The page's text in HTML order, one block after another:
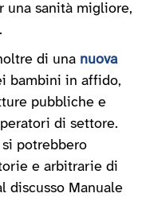
una sanità migliore,
di una nuova
bambini in affido,
pubbliche e
di settore.
potrebbero
e arbitrarie di
discusso Manuale